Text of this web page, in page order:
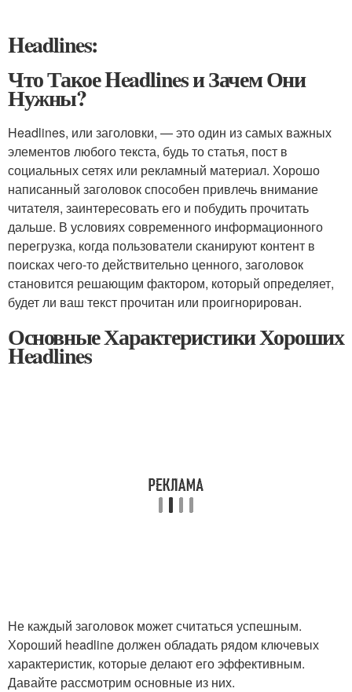
Headlines:
Что Такое Headlines и Зачем Они
Нужны?
Headlines, или заголовки, — это один из самых важных
элементов любого текста, будь то статья, пост в
социальных сетях или рекламный материал. Хорошо
написанный заголовок способен привлечь внимание
читателя, заинтересовать его и побудить прочитать
дальше. В условиях современного информационного
перегрузка, когда пользователи сканируют контент в
поисках чего-то действительно ценного, заголовок
становится решающим фактором, который определяет,
будет ли ваш текст прочитан или проигнорирован.
Основные Характеристики Хороших
Headlines
Не каждый заголовок может считаться успешным.
Хороший headline должен обладать рядом ключевых
характеристик, которые делают его эффективным.
Давайте рассмотрим основные из них.